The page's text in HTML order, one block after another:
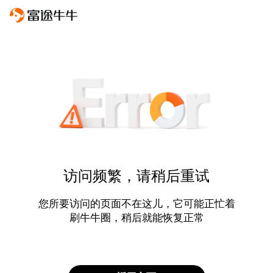
访问频繁，请稍后重试
您所要访问的页面不在这儿，它可能正忙着
刷牛牛圈，稍后就能恢复正常